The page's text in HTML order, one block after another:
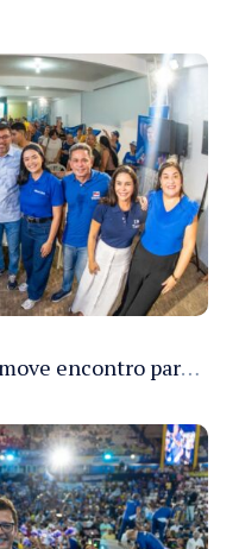
Instituto Eula Artiagas promove encontro para discutir melhorias para o bairro Petrópolis